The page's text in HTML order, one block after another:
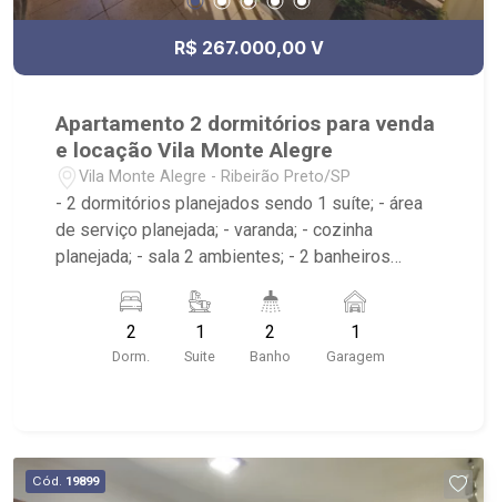
R$ 267.000,00 V
Apartamento 2 dormitórios para venda
e locação Vila Monte Alegre
Vila Monte Alegre - Ribeirão Preto/SP
- 2 dormitórios planejados sendo 1 suíte; - área
de serviço planejada; - varanda; - cozinha
planejada; - sala 2 ambientes; - 2 banheiros
Panificadora Dal Ben, Palácio Das Pipas,
Supermercado Bom de Compra
2
Dorm.
1
Suite
2
Banho
1
Garagem
Cód. 19899